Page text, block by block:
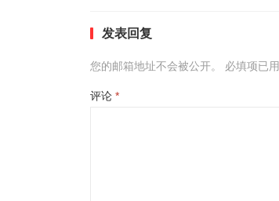
发表回复
您的邮箱地址不会被公开。 必填项已用
评论 *